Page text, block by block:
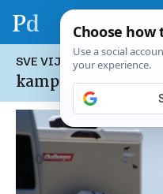
SVE VIJESTI NA TEMU:
kampiranje